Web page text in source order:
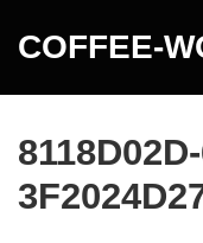
COFFEE-